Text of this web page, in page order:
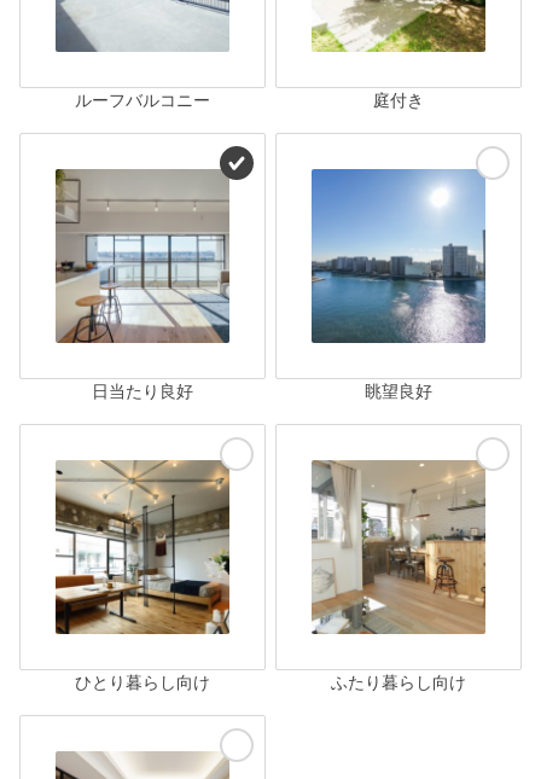
ルーフバルコニー 庭付き
日当たり良好 眺望良好
ひとり暮らし向け ふたり暮らし向け